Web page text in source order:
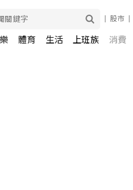
股市
體育 生活 上班族 消費